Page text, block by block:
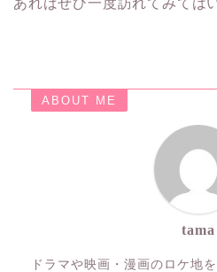
ABOUT ME
tama
ドラマや映画・漫画のロケ地